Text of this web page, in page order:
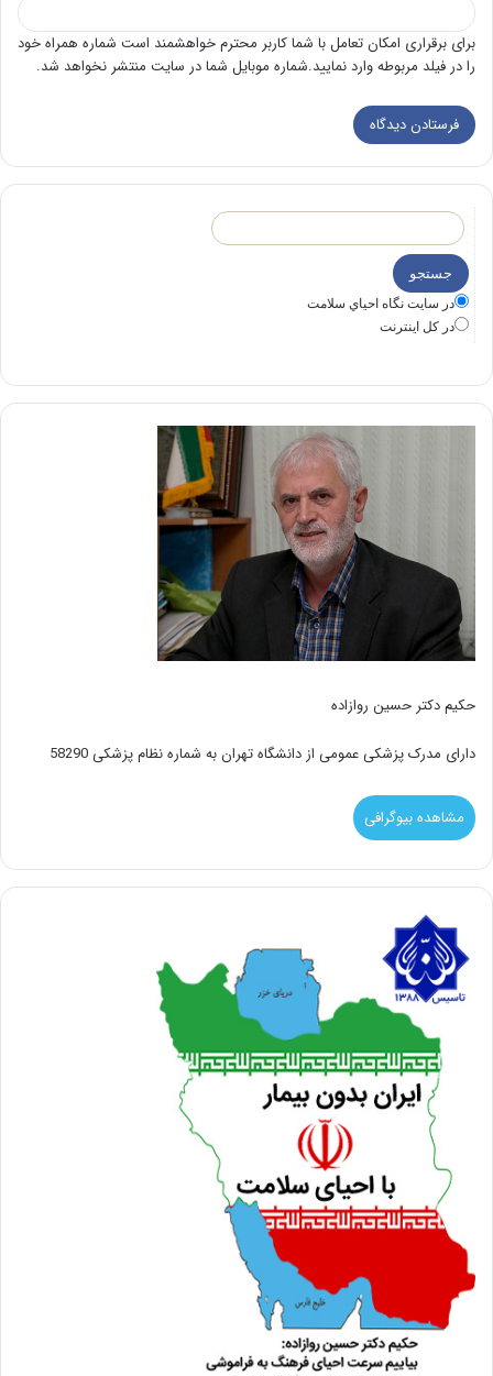
برای برقراری امکان تعامل با شما کاربر محترم خواهشمند است شماره همراه خود
را در فیلد مربوطه وارد نمایید.شماره موبایل شما در سایت منتشر نخواهد شد.
در سايت نگاه احياي سلامت
در كل اينترنت
حکیم دکتر حسین روازاده
دارای مدرک پزشکی عمومی از دانشگاه تهران به شماره نظام پزشکی 58290
مشاهده بیوگرافی